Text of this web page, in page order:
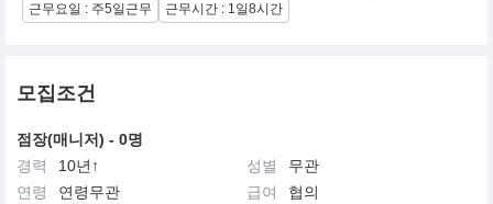
군까지 확장하며 모빌리티 브랜드로서 진화하여 왔습니다.
인정신의 기치를 이어나가고 있습니다.
근무요일 : 주5일근무
근무시간 : 1일8시간
모집조건
점장(매니저) - 0명
경력
10년↑ 성별
무관
연령
연령무관 급여 협의